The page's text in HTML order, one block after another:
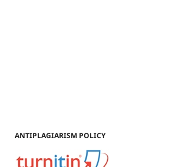
ANTIPLAGIARISM POLICY